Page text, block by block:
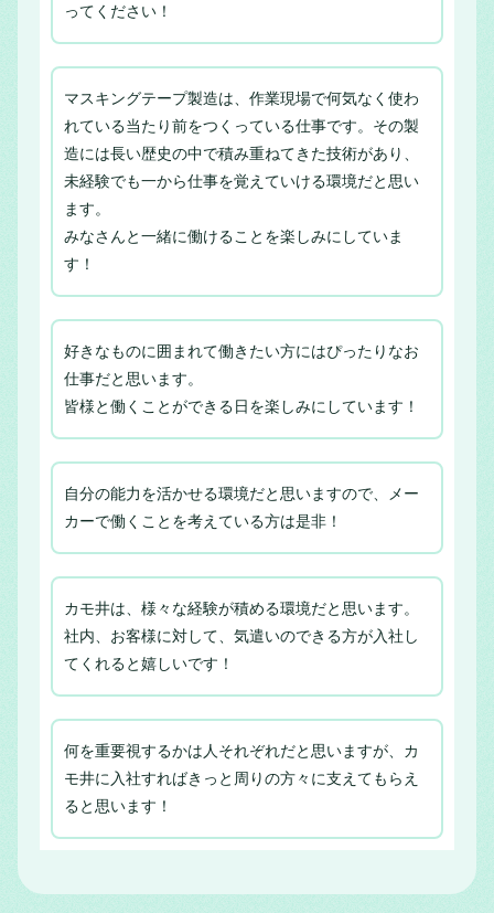
ってください！
マスキングテープ製造は、作業現場で何気なく使わ
れている当たり前をつくっている仕事です。その製
造には長い歴史の中で積み重ねてきた技術があり、
未経験でも一から仕事を覚えていける環境だと思い
ます。
みなさんと一緒に働けることを楽しみにしていま
す！
好きなものに囲まれて働きたい方にはぴったりなお
仕事だと思います。
皆様と働くことができる日を楽しみにしています！
自分の能力を活かせる環境だと思いますので、メー
カーで働くことを考えている方は是非！
カモ井は、様々な経験が積める環境だと思います。
社内、お客様に対して、気遣いのできる方が入社し
てくれると嬉しいです！
何を重要視するかは人それぞれだと思いますが、カ
モ井に入社すればきっと周りの方々に支えてもらえ
ると思います！